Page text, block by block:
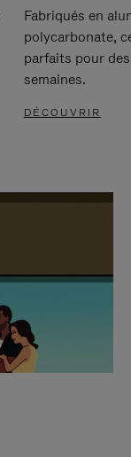
Fabriqués en
polycarbonate,
parfaits pour
semaines.
DÉCOUVRIR